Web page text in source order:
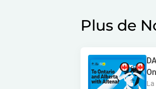
Plus de